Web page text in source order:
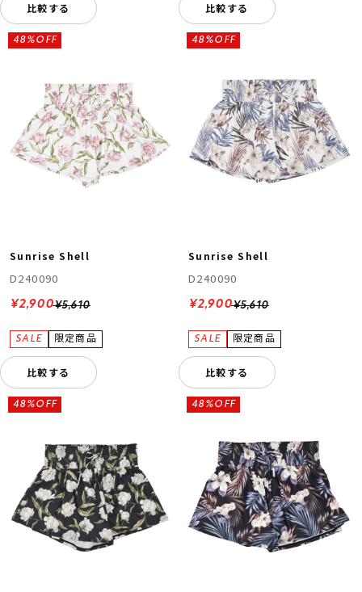
比較する 比較する
Sunrise Shell
D240090
¥5,610
48%OFF
¥2,900
比較する
Sunrise Shell
D240090
¥5,610
48%OFF
¥2,900
比較する
48%OFF 48%OFF